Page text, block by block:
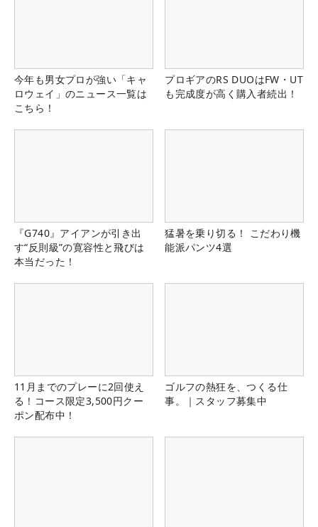
今年も男女プロが強い「キャ
ロウェイ」のニュース一覧は
こちら！
プロギアのRS DUOはFW・UT
も完成度が高く購入者続出！
『G740』アイアンが引き出
す“反則級”の寛容性と飛びは
本当だった！
猛暑を乗り切る！ こだわり機
能派パンツ4選
11月までのプレーに2回使え
る！コース限定3,500円クー
ポン配布中！
ゴルフの熱狂を、つくる仕
事。｜スタッフ募集中